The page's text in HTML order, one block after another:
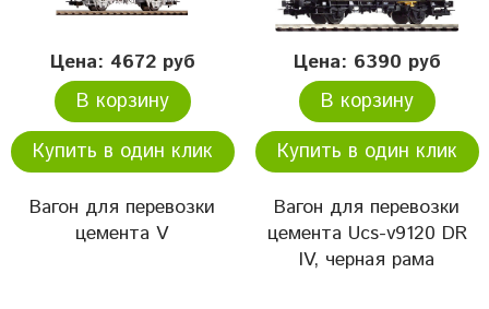
Цена: 4672 руб
В корзину
Купить в один клик
Вагон для перевозки
цемента V
Цена: 6390 руб
В корзину
Купить в один клик
Вагон для перевозки
цемента Ucs-v9120 DR
IV, черная рама